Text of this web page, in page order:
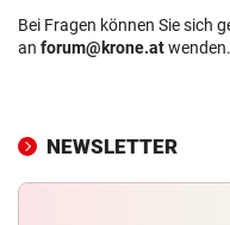
Bei Fragen können Sie sich
an forum@krone.atwenden.
NEWSLETTER